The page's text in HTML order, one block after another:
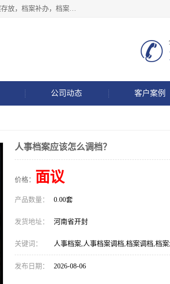
长沙毕业帮人力资源咨询有限责任公司是一家拥有8年多经验的人事服务代理机构。主要的服务有：档案存放，档案补办，档案激活，档案查询，档案查找，档案托管，档案调取，档案异地代办，档案异常处理 等；提供毕业档案处理、人事档案服务、商务代理代办、个人档案等服务，同时办事过程全程与客户沟通，确保真实、安全、可靠！
公司动态 客户案例
人事档案应该怎么调档？
价格： 面议
产品数量： 0.00套
发货地址： 河南省开封
关键词： 人事档案,人事档案调档,档案调档,档
发布日期： 2026-08-06